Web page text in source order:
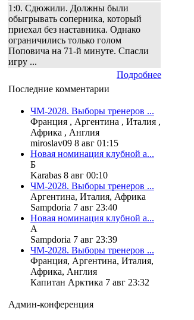
1:0. Сдюжили. Должны были
обыгрывать соперника, который
приехал без наставника. Однако
ограничились только голом
Поповича на 71-й минуте. Спасли
игру ...
Подробнее
Последние комментарии
ЧМ-2028. Выборы тренеров ...
Франция , Аргентина , Италия ,
Африка , Англия
miroslav09 8 авг 01:15
Новая номинация клубной а...
Б
Karabas 8 авг 00:10
ЧМ-2028. Выборы тренеров ...
Аргентина, Италия, Африка
Sampdoria 7 авг 23:40
Новая номинация клубной а...
А
Sampdoria 7 авг 23:39
ЧМ-2028. Выборы тренеров ...
Франция, Аргентина, Италия,
Африка, Англия
Капитан Арктика 7 авг 23:32
Админ-конференция